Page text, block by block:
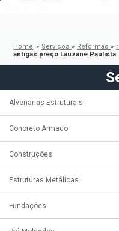
Home » Serviços » Reformas »
antigas preço Lauzane Paulista
Alvenarias Estruturais
Concreto Armado
Construções
Estruturas Metálicas
Fundações